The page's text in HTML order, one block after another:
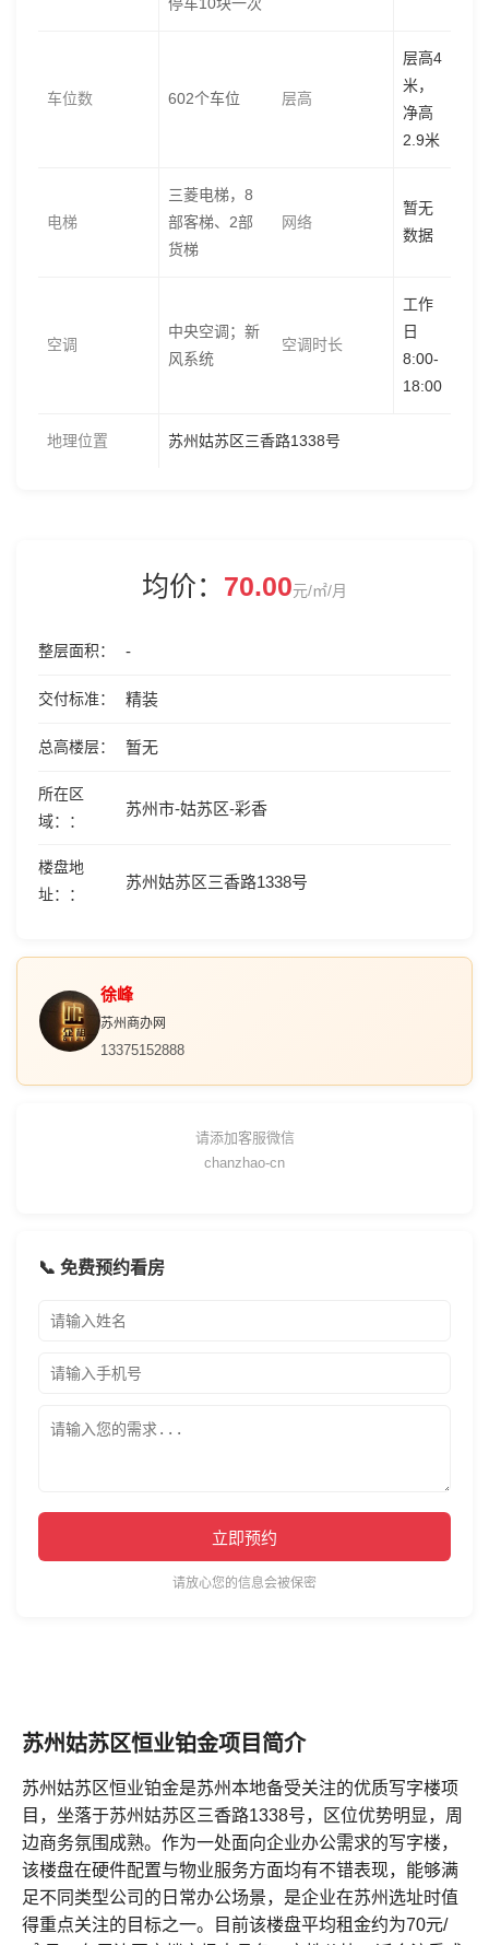
车位数 602个车位 层高
层高4
米，
净高
2.9米
电梯
三菱电梯，8
部客梯、2部
货梯
网络
暂无
数据
空调
中央空调；新
风系统
空调时长
工作
日
8:00-
18:00
地理位置 苏州姑苏区三香路1338号
均价： 70.00元/㎡/月
整层面积 -
交付标准 精装
总高楼层 暂无
所在区
域：
苏州市-姑苏区-彩香
楼盘地
址：
苏州姑苏区三香路1338号
徐峰
苏州商办网
13375152888
请添加客服微信
chanzhao-cn
📞 免费预约看房
立即预约
请放心您的信息会被保密
苏州姑苏区恒业铂金项目简介
苏州姑苏区恒业铂金是苏州本地备受关注的优质写字楼项
目，坐落于苏州姑苏区三香路1338号，区位优势明显，周
边商务氛围成熟。作为一处面向企业办公需求的写字楼，
该楼盘在硬件配置与物业服务方面均有不错表现，能够满
足不同类型公司的日常办公场景，是企业在苏州选址时值
得重点关注的目标之一。目前该楼盘平均租金约为70元/